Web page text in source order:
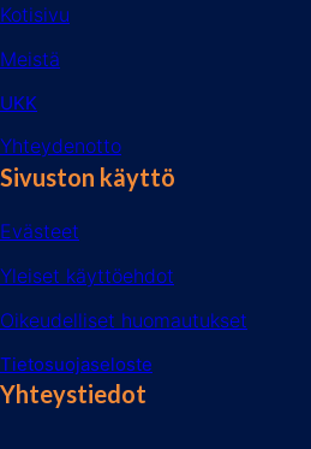
Kotisivu
Meistä
UKK
Yhteydenotto
Sivuston käyttö
Evästeet
Yleiset käyttöehdot
Oikeudelliset huomautukset
Tietosuojaseloste
Yhteystiedot